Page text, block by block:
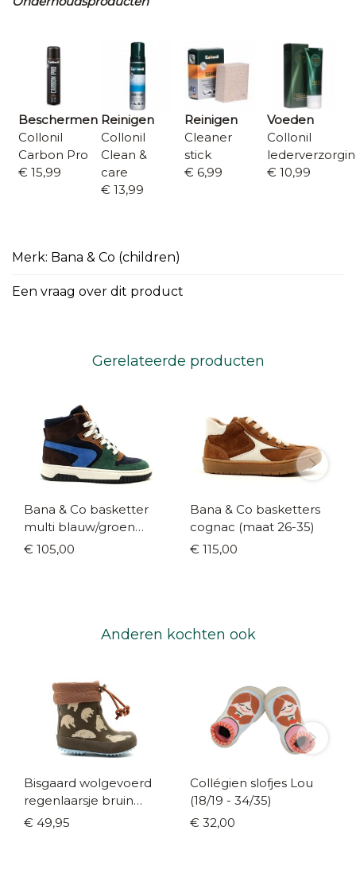
Beschermen
Collonil
Carbon Pro
€ 15,99
Reinigen
Collonil
Clean &
care
€ 13,99
Reinigen
Cleaner
stick
€ 6,99
Voeden
Collonil
€ 10,99
Merk: Bana & Co (children)
Een vraag over dit product
Gerelateerde producten
Bana & Co basketter
multi blauw/groen
(maat 28-40)
€ 105,00
Bana & Co basketters
cognac (maat 26-35)
€ 115,00
Anderen kochten ook
Bisgaard wolgevoerd
regenlaarsje bruin
(maat 20-26)
€ 49,95
Collégien slofjes Lou
(18/19 - 34/35)
€ 32,00